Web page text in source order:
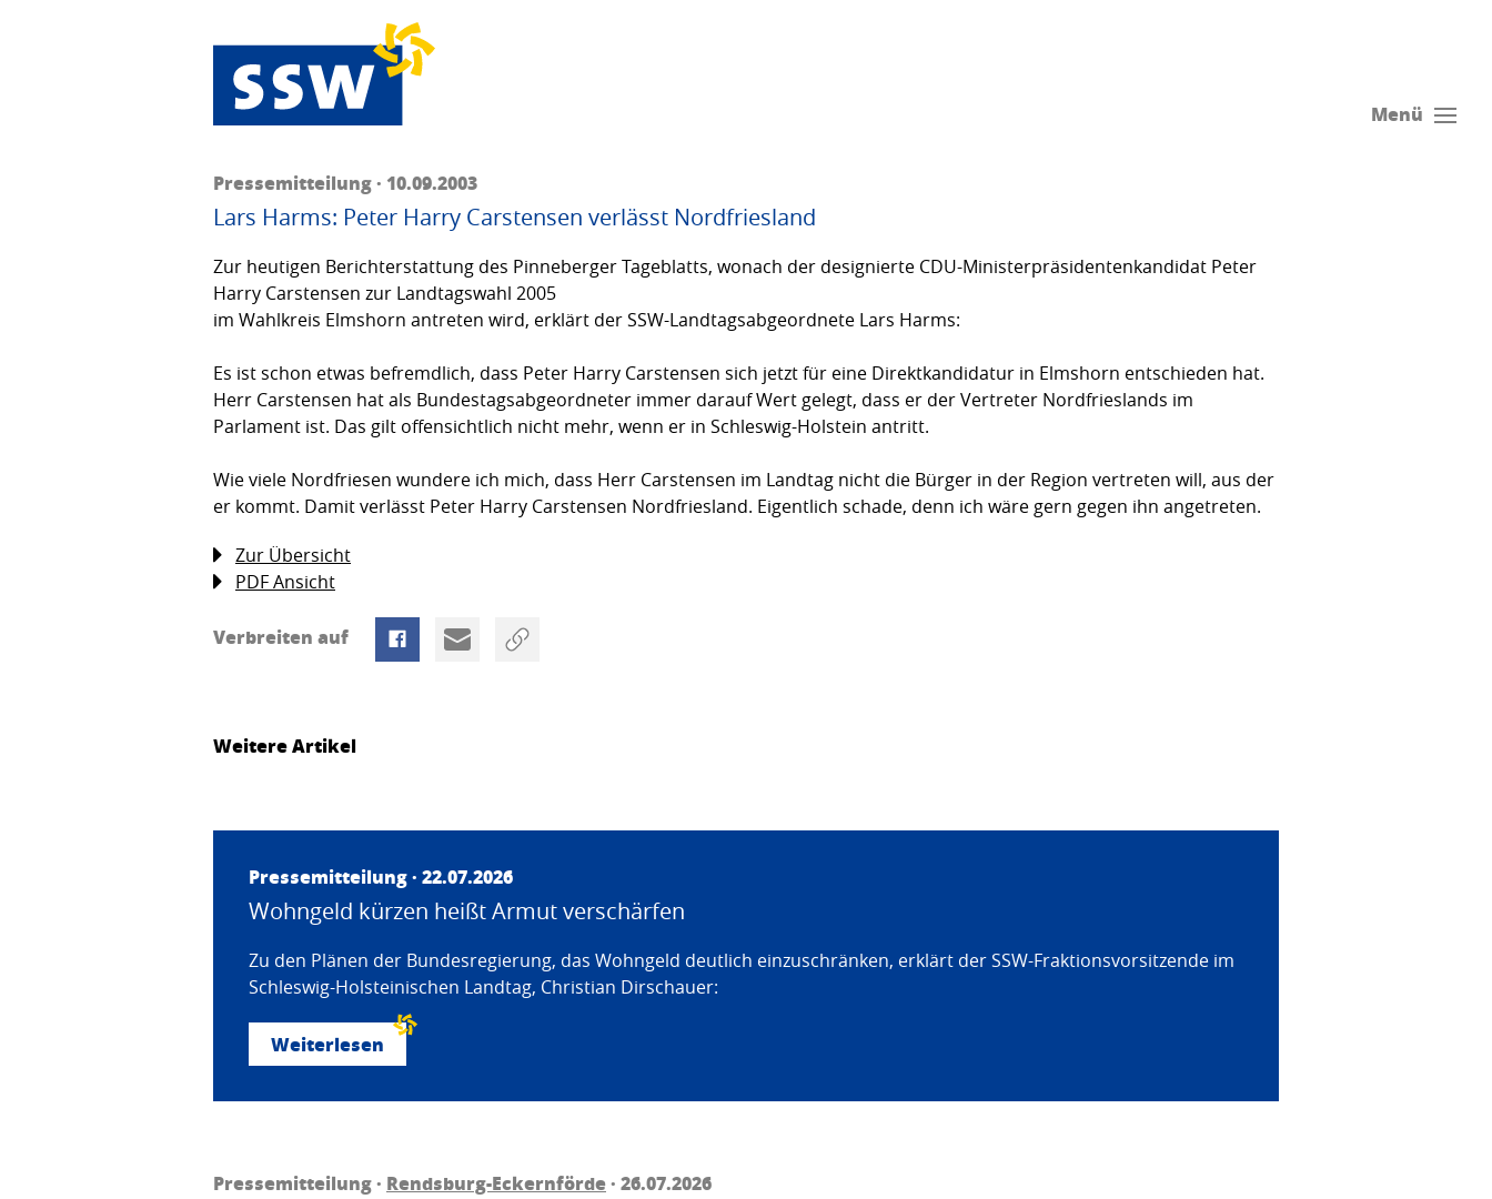
Menü
Pressemitteilung · 10.09.2003
Lars Harms: Peter Harry Carstensen verlässt Nordfriesland
Zur heutigen Berichterstattung des Pinneberger Tageblatts, wonach der designierte CDU-Ministerpräsidentenkandidat Peter
Harry Carstensen zur Landtagswahl 2005
im Wahlkreis Elmshorn antreten wird, erklärt der SSW-Landtagsabgeordnete Lars Harms:
Es ist schon etwas befremdlich, dass Peter Harry Carstensen sich jetzt für eine Direktkandidatur in Elmshorn entschieden hat.
Herr Carstensen hat als Bundestagsabgeordneter immer darauf Wert gelegt, dass er der Vertreter Nordfrieslands im
Parlament ist. Das gilt offensichtlich nicht mehr, wenn er in Schleswig-Holstein antritt.
Wie viele Nordfriesen wundere ich mich, dass Herr Carstensen im Landtag nicht die Bürger in der Region vertreten will, aus der
er kommt. Damit verlässt Peter Harry Carstensen Nordfriesland. Eigentlich schade, denn ich wäre gern gegen ihn angetreten.
Zur Übersicht
PDF Ansicht
Verbreiten auf
Weitere Artikel
Pressemitteilung · 22.07.2026
Wohngeld kürzen heißt Armut verschärfen
Zu den Plänen der Bundesregierung, das Wohngeld deutlich einzuschränken, erklärt der SSW-Fraktionsvorsitzende im
Schleswig-Holsteinischen Landtag, Christian Dirschauer:
Weiterlesen
Pressemitteilung · Rendsburg-Eckernförde· 26.07.2026